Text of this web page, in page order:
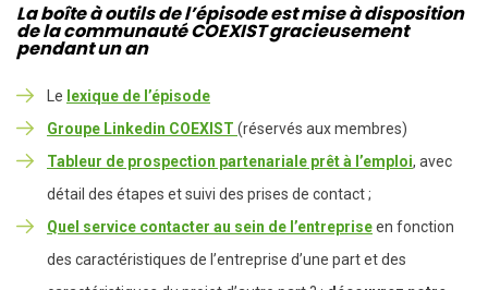
La boîte à outils de l’épisode est mise à disposition
de la communauté COEXIST gracieusement
pendant un an
Le lexique de l’épisode
Groupe Linkedin COEXIST (réservés aux membres)
Tableur de prospection partenariale prêt à l’emploi, avec
détail des étapes et suivi des prises de contact ;
Quel service contacter au sein de l’entrepriseen fonction
des caractéristiques de l’entreprise d’une part et des